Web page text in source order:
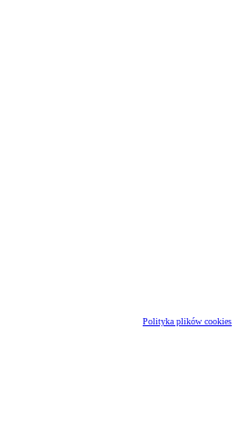
Polityka plików cookies